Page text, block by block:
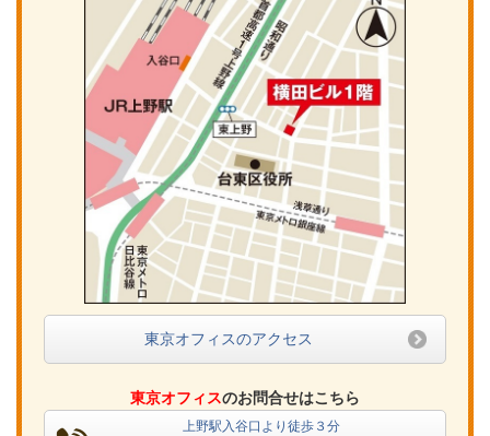
東京オフィスのアクセス
東京オフィスのお問合せはこちら
上野駅入谷口より徒歩３分